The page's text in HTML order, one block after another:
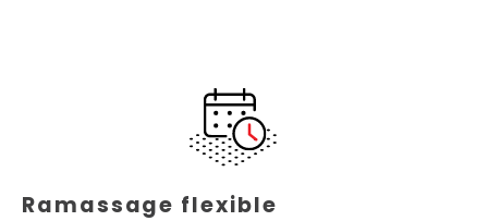
Ramassage flexible